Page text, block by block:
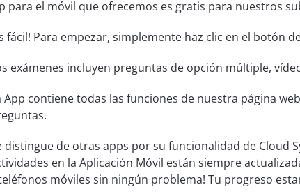
para el móvil que ofrecemos es gratis para nuestros
fácil! Para empezar, simplemente haz clic en el
exámenes incluyen preguntas de opción múltiple,
App contiene todas las funciones de nuestra página
distingue de otras apps por su funcionalidad de
en la Aplicación Móvil están siempre
móviles sin ningún problema! Tu progreso